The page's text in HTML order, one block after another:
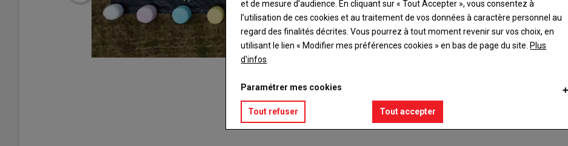
et de mesure d’audience. En cliquant sur « Tout Accepter », vous consentez à
l’utilisation de ces cookies et au traitement de vos données à caractère personnel au
regard des finalités décrites. Vous pourrez à tout moment revenir sur vos choix, en
utilisant le lien « Modifier mes préférences cookies » en bas de page du site. Plus
d'infos
Paramétrer mes cookies
Tout refuser Tout accepter